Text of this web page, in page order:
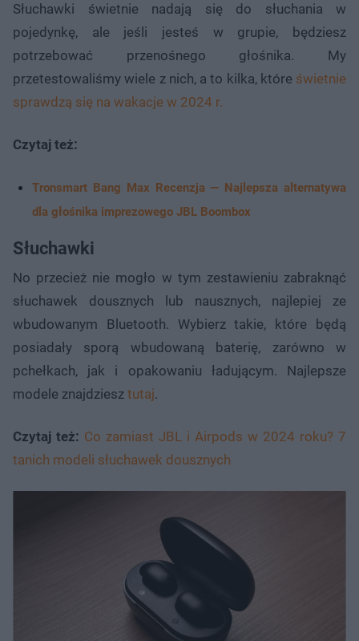
Słuchawki świetnie nadają się do słuchania w
pojedynkę, ale jeśli jesteś w grupie, będziesz
potrzebować przenośnego głośnika. My
przetestowaliśmy wiele z nich, a to kilka, które świetnie
sprawdzą się na wakacje w 2024 r.
Czytaj też:
Tronsmart Bang Max Recenzja — Najlepsza alternatywa
dla głośnika imprezowego JBL Boombox
Słuchawki
No przecież nie mogło w tym zestawieniu zabraknąć
słuchawek dousznych lub nausznych, najlepiej ze
wbudowanym Bluetooth. Wybierz takie, które będą
posiadały sporą wbudowaną baterię, zarówno w
pchełkach, jak i opakowaniu ładującym. Najlepsze
modele znajdziesz tutaj.
Czytaj też: Co zamiast JBL i Airpods w 2024 roku? 7
tanich modeli słuchawek dousznych